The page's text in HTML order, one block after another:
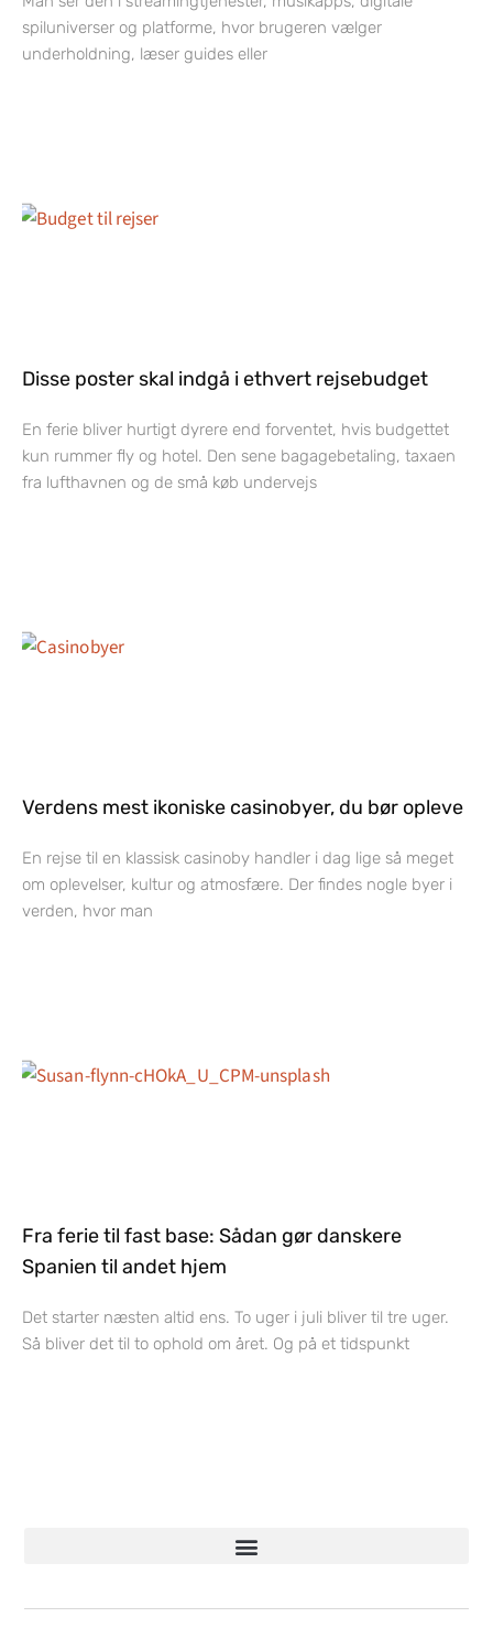
spiluniverser og platforme, hvor brugeren vælger
underholdning, læser guides eller
Disse poster skal indgå i ethvert rejsebudget
En ferie bliver hurtigt dyrere end forventet, hvis budgettet
kun rummer fly og hotel. Den sene bagagebetaling, taxaen
fra lufthavnen og de små køb undervejs
Verdens mest ikoniske casinobyer, du bør opleve
En rejse til en klassisk casinoby handler i dag lige så meget
om oplevelser, kultur og atmosfære. Der findes nogle byer i
verden, hvor man
Fra ferie til fast base: Sådan gør danskere
Spanien til andet hjem
Det starter næsten altid ens. To uger i juli bliver til tre uger.
Så bliver det til to ophold om året. Og på et tidspunkt